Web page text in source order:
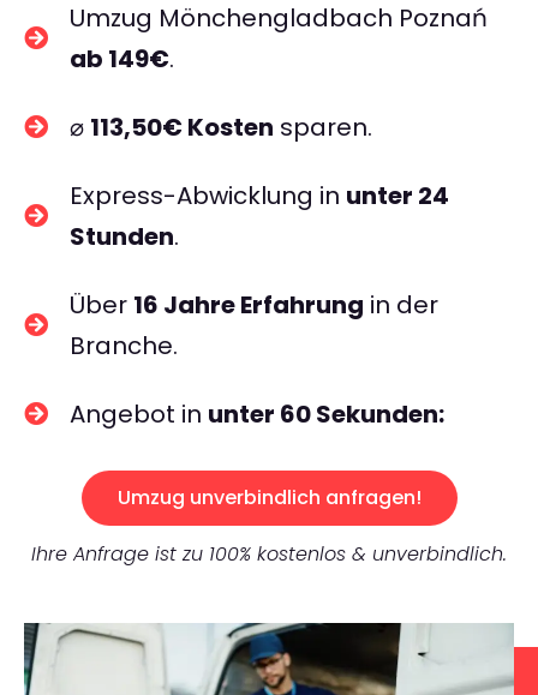
Umzug Mönchengladbach Poznań
ab 149€.
⌀ 113,50€ Kosten sparen.
Express-Abwicklung in unter 24
Stunden.
Über 16 Jahre Erfahrung in der
Branche.
Angebot in unter 60 Sekunden:
Umzug unverbindlich anfragen!
Ihre Anfrage ist zu 100% kostenlos & unverbindlich.